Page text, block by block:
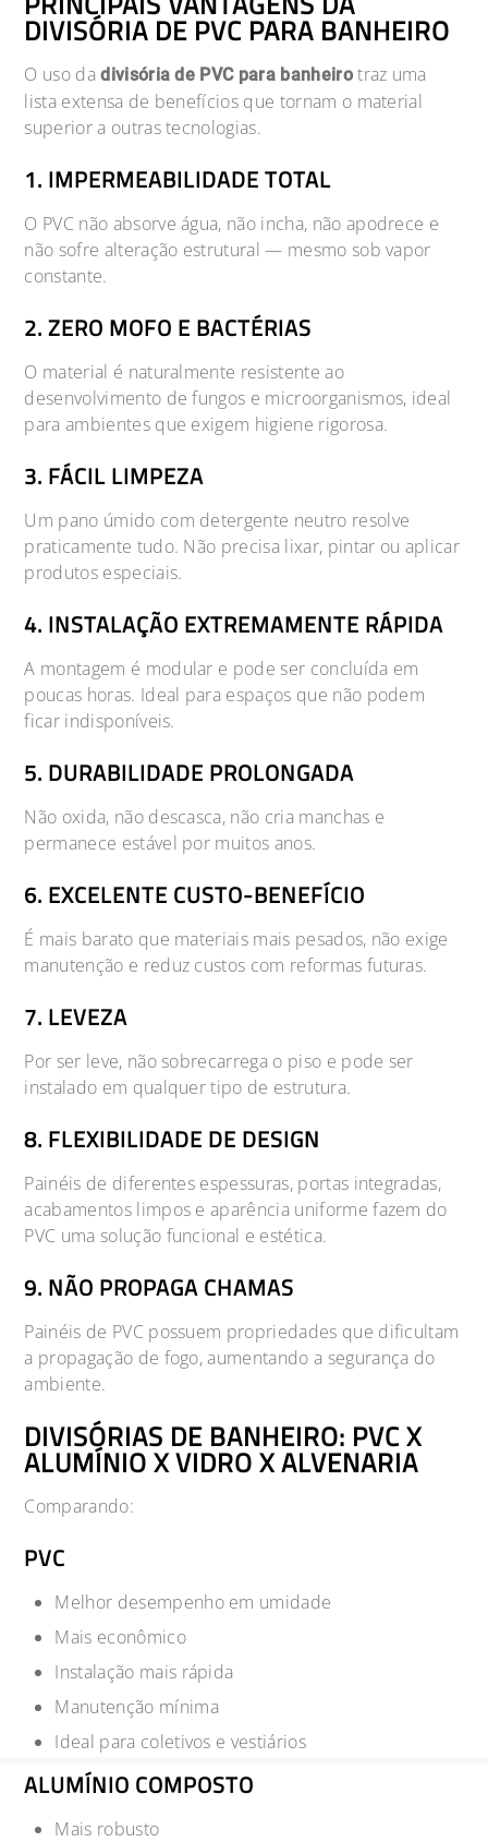
DIVISÓRIA DE PVC PARA BANHEIRO
O uso dadivisória de PVC para banheirotraz uma
lista extensa de benefícios que tornam o material
superior a outras tecnologias.
1. IMPERMEABILIDADE TOTAL
O PVC não absorve água, não incha, não apodrece e
não sofre alteração estrutural — mesmo sob vapor
constante.
2. ZERO MOFO E BACTÉRIAS
O material é naturalmente resistente ao
desenvolvimento de fungos e microorganismos, ideal
para ambientes que exigem higiene rigorosa.
3. FÁCIL LIMPEZA
Um pano úmido com detergente neutro resolve
praticamente tudo. Não precisa lixar, pintar ou aplicar
produtos especiais.
4. INSTALAÇÃO EXTREMAMENTE RÁPIDA
A montagem é modular e pode ser concluída em
poucas horas. Ideal para espaços que não podem
ficar indisponíveis.
5. DURABILIDADE PROLONGADA
Não oxida, não descasca, não cria manchas e
permanece estável por muitos anos.
6. EXCELENTE CUSTO-BENEFÍCIO
É mais barato que materiais mais pesados, não exige
manutenção e reduz custos com reformas futuras.
7. LEVEZA
Por ser leve, não sobrecarrega o piso e pode ser
instalado em qualquer tipo de estrutura.
8. FLEXIBILIDADE DE DESIGN
Painéis de diferentes espessuras, portas integradas,
acabamentos limpos e aparência uniforme fazem do
PVC uma solução funcional e estética.
9. NÃO PROPAGA CHAMAS
Painéis de PVC possuem propriedades que dificultam
a propagação de fogo, aumentando a segurança do
ambiente.
DIVISÓRIAS DE BANHEIRO: PVC X
ALUMÍNIO X VIDRO X ALVENARIA
Comparando:
PVC
Melhor desempenho em umidade
Mais econômico
Instalação mais rápida
Manutenção mínima
Ideal para coletivos e vestiários
ALUMÍNIO COMPOSTO
Mais robusto